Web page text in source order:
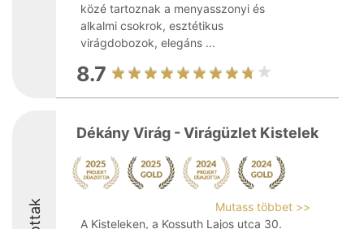
közé tartoznak a menyasszonyi és
alkalmi csokrok, esztétikus
virágdobozok, elegáns ...
8.7
Dékány Virág - Virágüzlet Kistelek
Mutass többet >>
A Kisteleken, a Kossuth Lajos utca 30.